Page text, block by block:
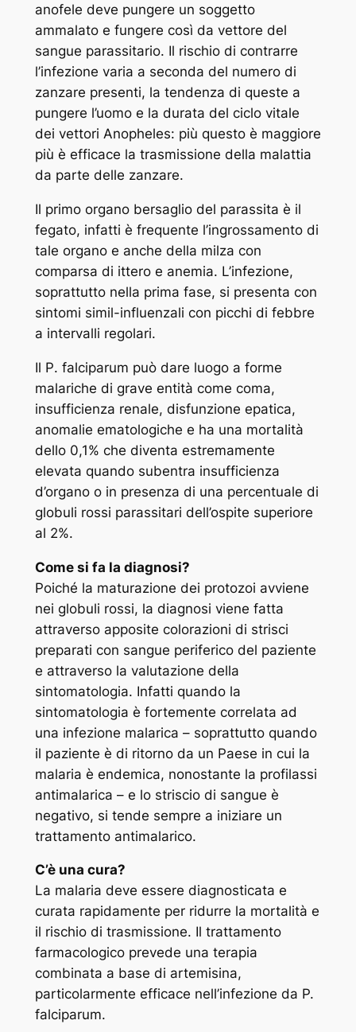
anofele deve pungere un soggetto
ammalato e fungere così da vettore del
sangue parassitario. Il rischio di contrarre
l’infezione varia a seconda del numero di
zanzare presenti, la tendenza di queste a
pungere l’uomo e la durata del ciclo vitale
dei vettori Anopheles: più questo è maggiore
più è efficace la trasmissione della malattia
da parte delle zanzare.
Il primo organo bersaglio del parassita è il
fegato, infatti è frequente l’ingrossamento di
tale organo e anche della milza con
comparsa di ittero e anemia. L’infezione,
soprattutto nella prima fase, si presenta con
sintomi simil-influenzali con picchi di febbre
a intervalli regolari.
Il P. falciparum può dare luogo a forme
malariche di grave entità come coma,
insufficienza renale, disfunzione epatica,
anomalie ematologiche e ha una mortalità
dello 0,1% che diventa estremamente
elevata quando subentra insufficienza
d’organo o in presenza di una percentuale di
globuli rossi parassitari dell’ospite superiore
al 2%.
Come si fa la diagnosi?
Poiché la maturazione dei protozoi avviene
nei globuli rossi, la diagnosi viene fatta
attraverso apposite colorazioni di strisci
preparati con sangue periferico del paziente
e attraverso la valutazione della
sintomatologia. Infatti quando la
sintomatologia è fortemente correlata ad
una infezione malarica – soprattutto quando
il paziente è di ritorno da un Paese in cui la
malaria è endemica, nonostante la profilassi
antimalarica – e lo striscio di sangue è
negativo, si tende sempre a iniziare un
trattamento antimalarico.
C’è una cura?
La malaria deve essere diagnosticata e
curata rapidamente per ridurre la mortalità e
il rischio di trasmissione. Il trattamento
farmacologico prevede una terapia
combinata a base di artemisina,
particolarmente efficace nell’infezione da P.
falciparum.